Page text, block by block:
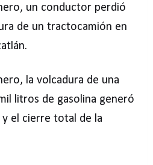
un conductor perdió
de un tractocamión en
la volcadura de una
litros de gasolina generó
el cierre total de la